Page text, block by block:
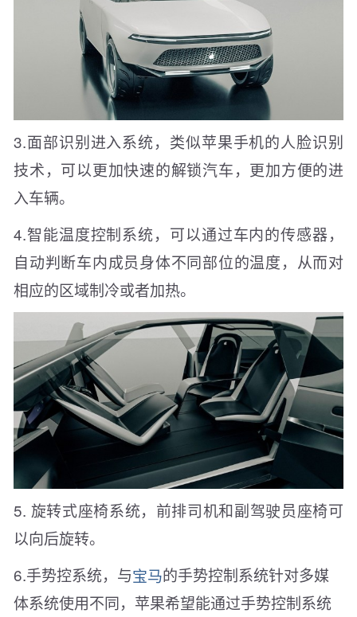
3.面部识别进入系统，类似苹果手机的人脸识别
技术，可以更加快速的解锁汽车，更加方便的进
入车辆。
4.智能温度控制系统，可以通过车内的传感器，
自动判断车内成员身体不同部位的温度，从而对
相应的区域制冷或者加热。
5. 旋转式座椅系统，前排司机和副驾驶员座椅可
以向后旋转。
6.手势控系统，与宝马的手势控制系统针对多媒
体系统使用不同，苹果希望能通过手势控制系统